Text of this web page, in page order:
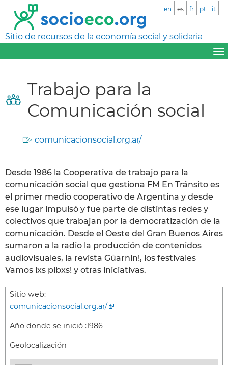
Sitio de recursos de la economía social y solidaria
en es fr pt it
Trabajo para la
Comunicación social
comunicacionsocial.org.ar/
Desde 1986 la Cooperativa de trabajo para la
comunicación social que gestiona FM En Tránsito es
el primer medio cooperativo de Argentina y desde
ese lugar impulsó y fue parte de distintas redes y
colectivos que trabajan por la democratización de la
comunicación. Desde el Oeste del Gran Buenos Aires
sumaron a la radio la producción de contenidos
audiovisuales, la revista Güarnin!, los festivales
Vamos lxs pibxs! y otras iniciativas.
Sitio web:
comunicacionsocial.org.ar/
Año donde se inició :1986
Geolocalización